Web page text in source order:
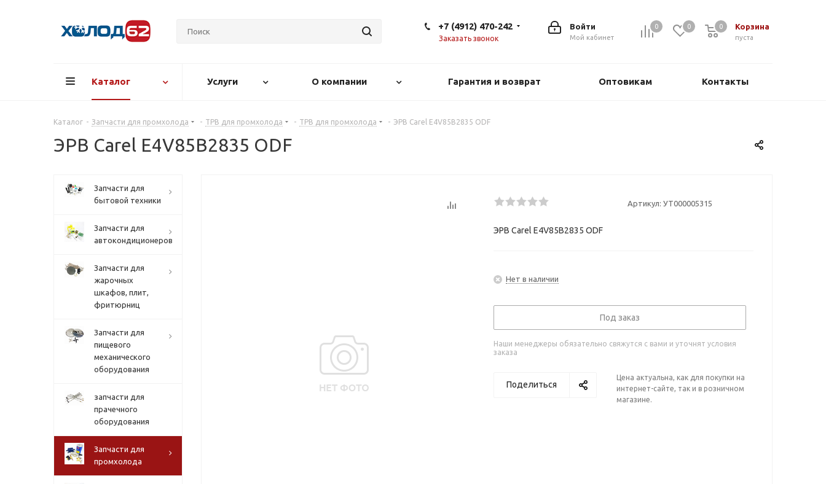
0 0 Корзина
0
пуста
0
Войти
Мой кабинет
+7 (4912) 470-242
Заказать звонок
Каталог Услуги О компании Гарантия и возврат Оптовикам Контакты
Каталог - Запчасти для промхолода - ТРВ для промхолода - ТРВ для промхолода - ЭРВ Carel E4V85B2835 ODF
ЭРВ Carel E4V85B2835 ODF
Артикул: УТ000005315
ЭРВ Carel E4V85B2835 ODF
Нет в наличии
Под заказ
Наши менеджеры обязательно свяжутся с вами и уточнят условия
заказа
Поделиться
Цена актуальна, как для покупки на
интернет-сайте, так и в розничном
магазине.
Запчасти для
бытовой техники
Запчасти для
автокондиционеров
Запчасти для
жарочных
шкафов, плит,
фритюрниц
Запчасти для
пищевого
механического
оборудования
запчасти для
прачечного
оборудования
Запчасти для
промхолода